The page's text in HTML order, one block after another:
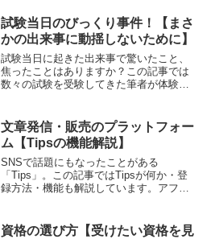
を継続していくか。実際に行っている方
法をご紹介します。悩んでいる方、大丈
夫。あなただけではありません。一緒に
乗り切りましょう。
試験当日のびっくり事件！【まさ
かの出来事に動揺しないために】
試験当日に起きた出来事で驚いたこと、
焦ったことはありますか？この記事では
数々の試験を受験してきた筆者が体験し
非ご覧ください。
文章発信・販売のプラットフォー
ム【Tipsの機能解説】
SNSで話題にもなったことがある
「Tips」。この記事ではTipsが何か・登
録方法・機能も解説しています。アフリ
資格の選び方【受けたい資格を見